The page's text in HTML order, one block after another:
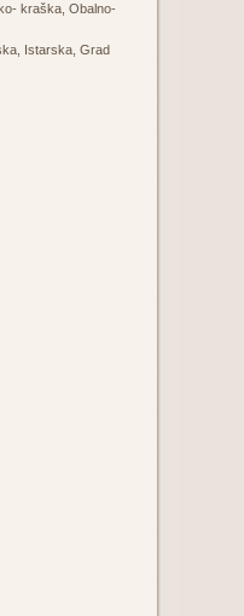
kraška, Obalno-
Istarska, Grad